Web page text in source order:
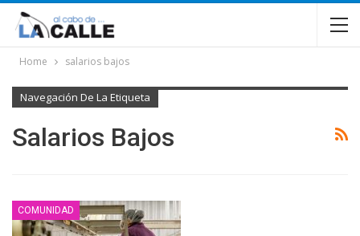
Home salarios bajos
Navegación De La Etiqueta
Salarios Bajos
COMUNIDAD